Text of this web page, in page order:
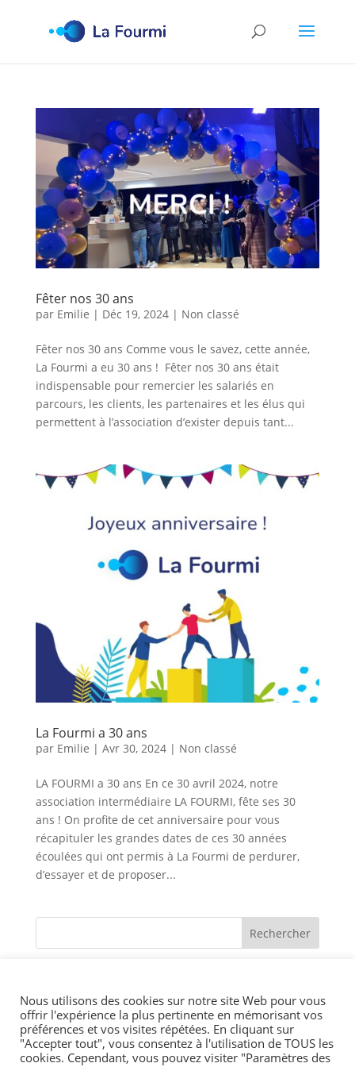
Fêter nos 30 ans
par Emilie | Déc 19, 2024| Non classé
Fêter nos 30 ans Comme vous le savez, cette année,
La Fourmi a eu 30 ans ! Fêter nos 30 ans était
indispensable pour remercier les salariés en
parcours, les clients, les partenaires et les élus qui
permettent à l’association d’exister depuis tant...
La Fourmi a 30 ans
par Emilie | Avr 30, 2024| Non classé
LA FOURMI a 30 ans En ce 30 avril 2024, notre
association intermédiaire LA FOURMI, fête ses 30
ans ! On profite de cet anniversaire pour vous
récapituler les grandes dates de ces 30 années
écoulées qui ont permis à La Fourmi de perdurer,
d’essayer et de proposer...
Suivez-nous :
Nous utilisons des cookies sur notre site Web pour vous
offrir l'expérience la plus pertinente en mémorisant vos
préférences et vos visites répétées. En cliquant sur
"Accepter tout", vous consentez à l'utilisation de TOUS les
cookies. Cependant, vous pouvez visiter "Paramètres des